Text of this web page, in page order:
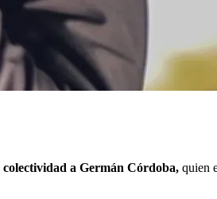
colectividad a Germán Córdoba, quien